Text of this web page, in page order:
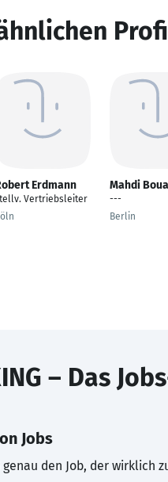
Erdmann
Vertriebsleiter
Mahdi
---
Berlin
– Das
Jobs
den Job, der wirklich